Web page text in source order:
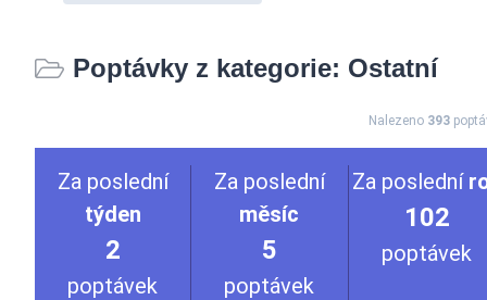
Poptávky z kategorie: Ostatní
Nalezeno 393
Za poslední
týden
2
poptávek
Za poslední
měsíc
5
poptávek
Za poslední
102
poptávek